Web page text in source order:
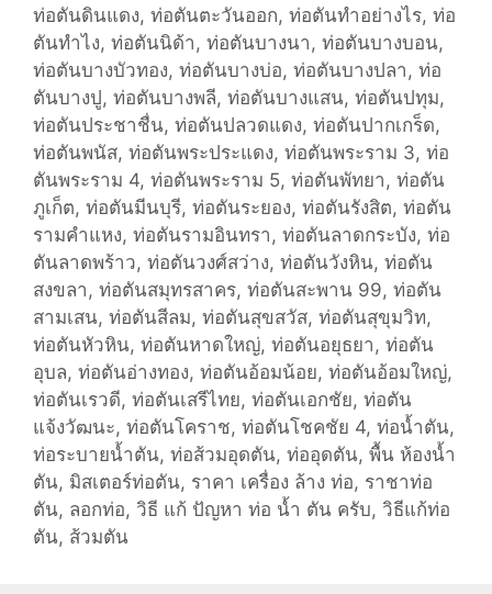
r
i
e
s
ท่อตันดินแดง, ท่อตันตะวันออก, ท่อตันทำอย่างไร, ท่อ
ตันทำไง, ท่อตันนิด้า, ท่อตันบางนา, ท่อตันบางบอน,
ท่อตันบางบัวทอง, ท่อตันบางบ่อ, ท่อตันบางปลา, ท่อ
ตันบางปู, ท่อตันบางพลี, ท่อตันบางแสน, ท่อตันปทุม,
ท่อตันประชาชื่น, ท่อตันปลวดแดง, ท่อตันปากเกร็ด,
ท่อตันพนัส, ท่อตันพระประแดง, ท่อตันพระราม 3, ท่อ
ตันพระราม 4, ท่อตันพระราม 5, ท่อตันพัทยา, ท่อตัน
ภูเก็ต, ท่อตันมีนบุรี, ท่อตันระยอง, ท่อตันรังสิต, ท่อตัน
รามคำแหง, ท่อตันรามอินทรา, ท่อตันลาดกระบัง, ท่อ
ตันลาดพร้าว, ท่อตันวงศ์สว่าง, ท่อตันวังหิน, ท่อตัน
สงขลา, ท่อตันสมุทรสาคร, ท่อตันสะพาน 99, ท่อตัน
สามเสน, ท่อตันสีลม, ท่อตันสุขสวัส, ท่อตันสุขุมวิท,
ท่อตันหัวหิน, ท่อตันหาดใหญ่, ท่อตันอยุธยา, ท่อตัน
อุบล, ท่อตันอ่างทอง, ท่อตันอ้อมน้อย, ท่อตันอ้อมใหญ่,
ท่อตันเรวดี, ท่อตันเสรีไทย, ท่อตันเอกชัย, ท่อตัน
แจ้งวัฒนะ, ท่อตันโคราช, ท่อตันโชคชัย 4, ท่อน้ำตัน,
ท่อระบายน้ำตัน, ท่อส้วมอุดตัน, ท่ออุดตัน, พื้น ห้องน้ำ
ตัน, มิสเตอร์ท่อตัน, ราคา เครื่อง ล้าง ท่อ, ราชาท่อ
ตัน, ลอกท่อ, วิธี แก้ ปัญหา ท่อ น้ำ ตัน ครับ, วิธีแก้ท่อ
ตัน, ส้วมตัน